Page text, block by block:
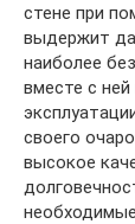
стене при
выдержит
наиболее
вместе с
своего
высокое